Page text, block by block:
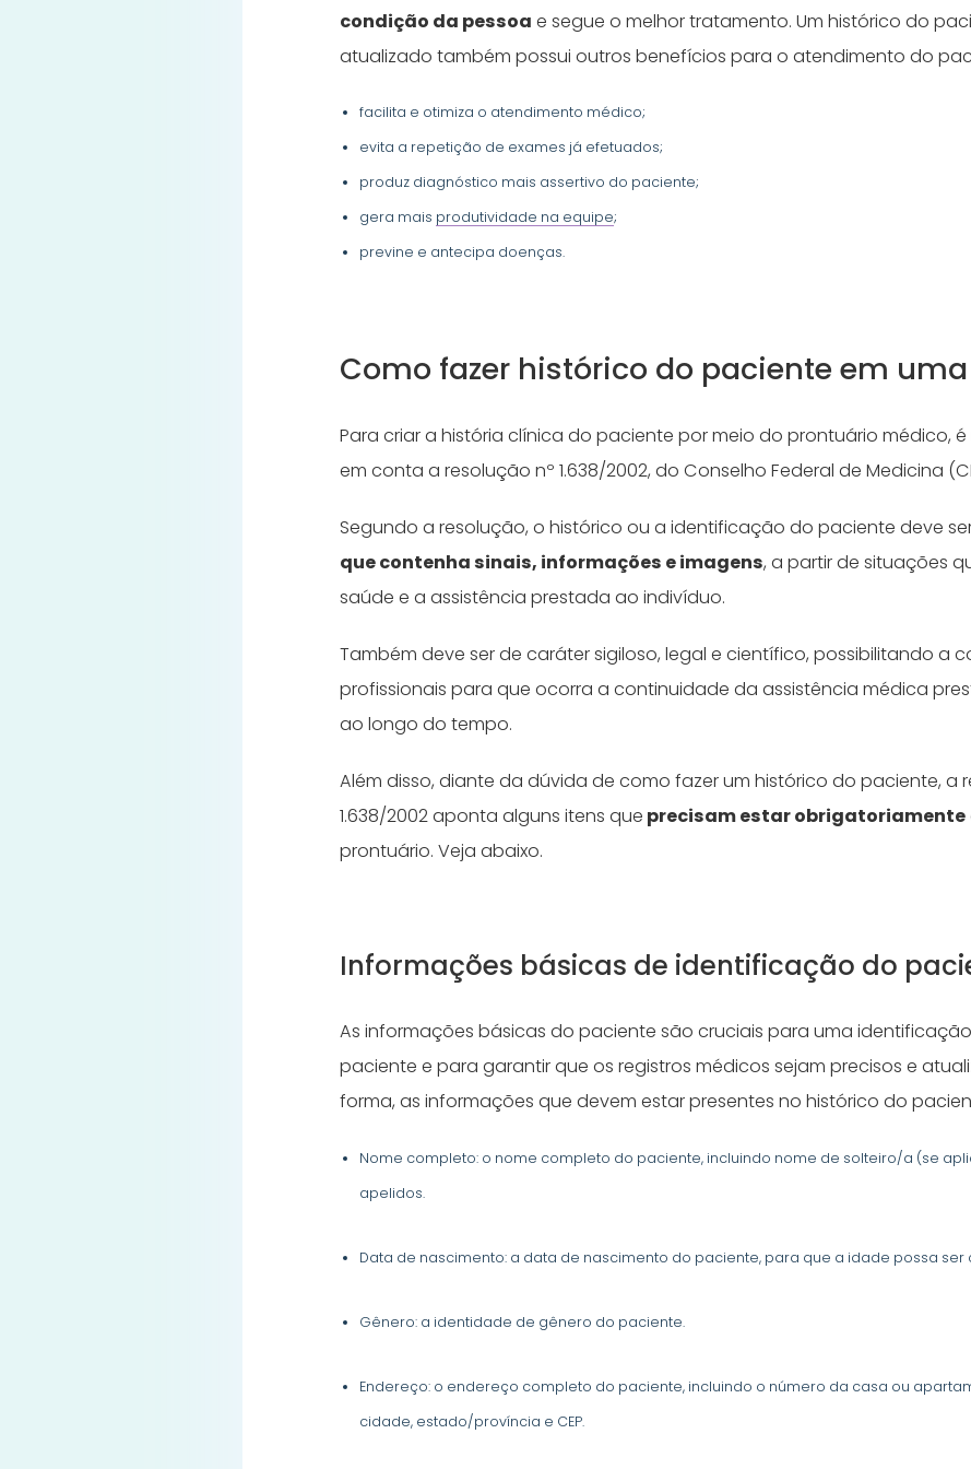
condição da pessoa e segue o melhor tratamento. Um histórico do
atualizado também possui outros benefícios para o atendimento do
facilita e otimiza o atendimento médico;
evita a repetição de exames já efetuados;
produz diagnóstico mais assertivo do paciente;
gera mais produtividade na equipe;
previne e antecipa doenças.
Como fazer histórico do paciente em
Para criar a história clínica do paciente por meio do prontuário médico,
em conta a resolução nº 1.638/2002, do Conselho Federal de Medicina
Segundo a resolução, o histórico ou a identificação do paciente deve
que contenha sinais, informações e imagens, a partir de situações
saúde e a assistência prestada ao indivíduo.
Também deve ser de caráter sigiloso, legal e científico, possibilitando a
profissionais para que ocorra a continuidade da assistência médica
ao longo do tempo.
Além disso, diante da dúvida de como fazer um histórico do paciente, a
1.638/2002 aponta alguns itens que precisam estar obrigatoriamente
prontuário. Veja abaixo.
Informações básicas de identificação do
As informações básicas do paciente são cruciais para uma
paciente e para garantir que os registros médicos sejam precisos e
forma, as informações que devem estar presentes no histórico do
Nome completo: o nome completo do paciente, incluindo nome de solteiro/a (se
apelidos.
Data de nascimento: a data de nascimento do paciente, para que a idade possa ser
Gênero: a identidade de gênero do paciente.
Endereço: o endereço completo do paciente, incluindo o número da casa ou
cidade, estado/província e CEP.